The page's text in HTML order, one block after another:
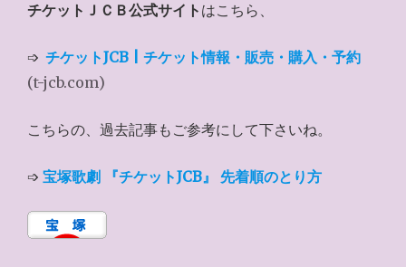
チケットＪＣＢ公式サイト はこちら、
➩ チケットJCB | チケット情報・販売・購入・予約
(t-jcb.com)
こちらの、過去記事もご参考にして下さいね。
➩ 宝塚歌劇 『チケットJCB』 先着順のとり方